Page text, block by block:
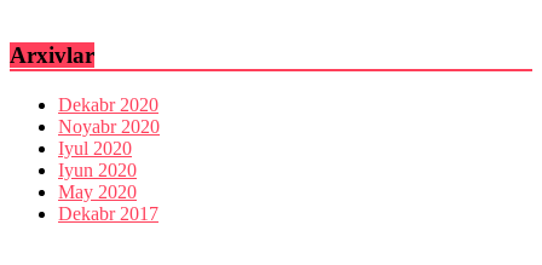
Arxivlar
Dekabr 2020
Noyabr 2020
Iyul 2020
Iyun 2020
May 2020
Dekabr 2017